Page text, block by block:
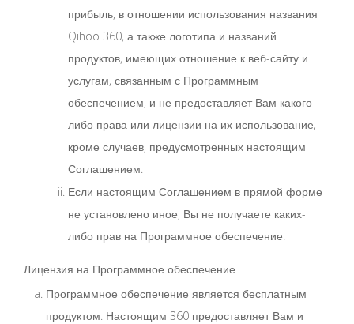
прибыль, в отношении использования названия
Qihoo 360, а также логотипа и названий
продуктов, имеющих отношение к веб-сайту и
услугам, связанным с Программным
обеспечением, и не предоставляет Вам какого-
либо права или лицензии на их использование,
кроме случаев, предусмотренных настоящим
Соглашением.
Если настоящим Соглашением в прямой форме
не установлено иное, Вы не получаете каких-
либо прав на Программное обеспечение.
Лицензия на Программное обеспечение
Программное обеспечение является бесплатным
продуктом. Настоящим 360 предоставляет Вам и